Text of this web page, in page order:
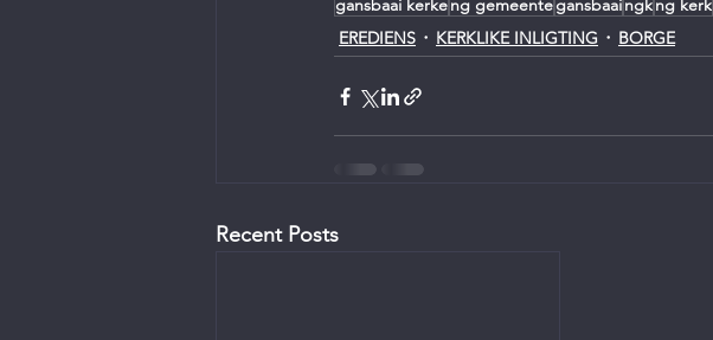
gansbaai kerkeng gemeentegansbaaingkng kerk
EREDIENS
KERKLIKE INLIGTING BORGE
Recent Posts